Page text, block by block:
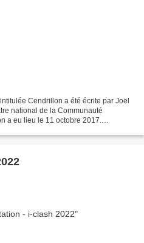
Cendrillon a été écrite par Joël
national de la Communauté
a eu lieu le 11 octobre 2017.